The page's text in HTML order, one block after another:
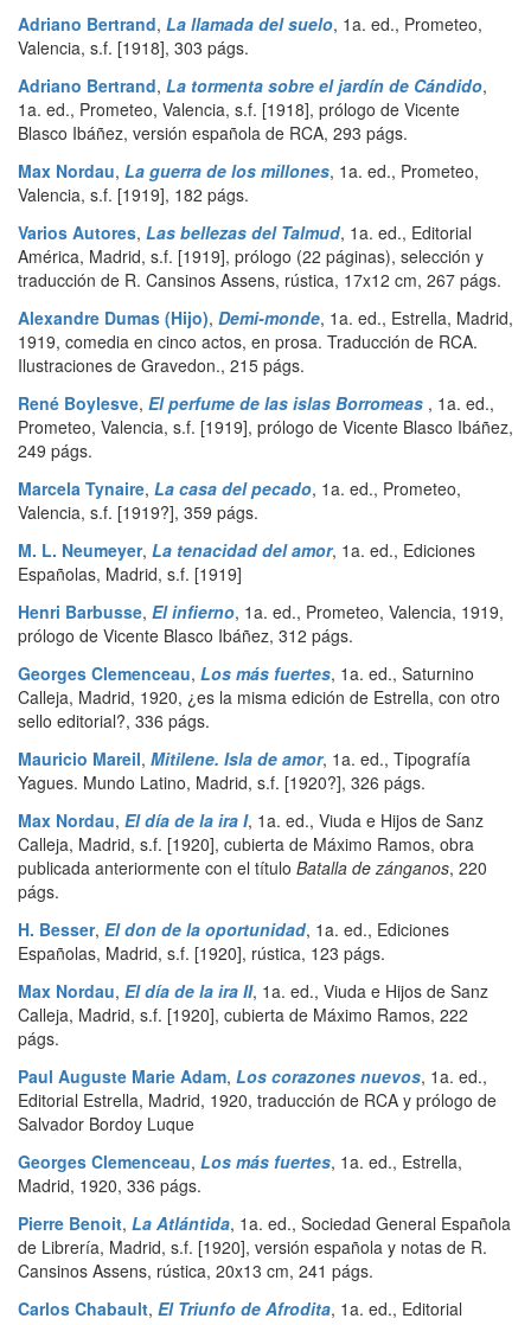
Adriano Bertrand, La llamada del suelo, 1a. ed., Prometeo,
Valencia, s.f. [1918], 303 págs.
Adriano Bertrand, La tormenta sobre el jardín de Cándido,
1a. ed., Prometeo, Valencia, s.f. [1918], prólogo de Vicente
Blasco Ibáñez, versión española de RCA, 293 págs.
Max Nordau, La guerra de los millones, 1a. ed., Prometeo,
Valencia, s.f. [1919], 182 págs.
Varios Autores, Las bellezas del Talmud, 1a. ed., Editorial
América, Madrid, s.f. [1919], prólogo (22 páginas), selección y
traducción de R. Cansinos Assens, rústica, 17x12 cm, 267 págs.
Alexandre Dumas (Hijo), Demi-monde, 1a. ed., Estrella, Madrid,
1919, comedia en cinco actos, en prosa. Traducción de RCA.
Ilustraciones de Gravedon., 215 págs.
René Boylesve, El perfume de las islas Borromeas , 1a. ed.,
Prometeo, Valencia, s.f. [1919], prólogo de Vicente Blasco Ibáñez,
249 págs.
Marcela Tynaire, La casa del pecado, 1a. ed., Prometeo,
Valencia, s.f. [1919?], 359 págs.
M. L. Neumeyer, La tenacidad del amor, 1a. ed., Ediciones
Españolas, Madrid, s.f. [1919]
Henri Barbusse, El infierno, 1a. ed., Prometeo, Valencia, 1919,
prólogo de Vicente Blasco Ibáñez, 312 págs.
Georges Clemenceau, Los más fuertes, 1a. ed., Saturnino
Calleja, Madrid, 1920, ¿es la misma edición de Estrella, con otro
sello editorial?, 336 págs.
Mauricio Mareil, Mitilene. Isla de amor, 1a. ed., Tipografía
Yagues. Mundo Latino, Madrid, s.f. [1920?], 326 págs.
Max Nordau, El día de la ira I, 1a. ed., Viuda e Hijos de Sanz
Calleja, Madrid, s.f. [1920], cubierta de Máximo Ramos, obra
publicada anteriormente con el título Batalla de zánganos, 220
págs.
H. Besser, El don de la oportunidad, 1a. ed., Ediciones
Españolas, Madrid, s.f. [1920], rústica, 123 págs.
Max Nordau, El día de la ira II, 1a. ed., Viuda e Hijos de Sanz
Calleja, Madrid, s.f. [1920], cubierta de Máximo Ramos, 222
págs.
Paul Auguste Marie Adam, Los corazones nuevos, 1a. ed.,
Editorial Estrella, Madrid, 1920, traducción de RCA y prólogo de
Salvador Bordoy Luque
Georges Clemenceau, Los más fuertes, 1a. ed., Estrella,
Madrid, 1920, 336 págs.
Pierre Benoit, La Atlántida, 1a. ed., Sociedad General Española
de Librería, Madrid, s.f. [1920], versión española y notas de R.
Cansinos Assens, rústica, 20x13 cm, 241 págs.
Carlos Chabault, El Triunfo de Afrodita, 1a. ed., Editorial